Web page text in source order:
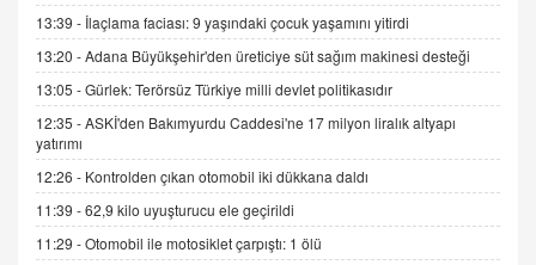
15.09.2025 16:17
SEHER EREK
Kış Ayları Geldi, Hangi Önlemler Alınmalı?
9.12.2025 10:11
İNCİ GÜL AKÖL
Trump Keşke Adana'yı da Ziyaret Etse...
06.07.2026 13:00
13:39 - İlaçlama faciası: 9 yaşındaki çocuk yaşamını yitirdi
13:20 -Adana Büyükşehir'den üreticiye süt sağım makinesi desteği
13:05 -Gürlek: Terörsüz Türkiye milli devlet politikasıdır
12:35 -ASKİ'den Bakımyurdu Caddesi'ne 17 milyon liralık altyapı
yatırımı
12:26 - Kontrolden çıkan otomobil iki dükkana daldı
11:39 -62,9 kilo uyuşturucu ele geçirildi
11:29 -Otomobil ile motosiklet çarpıştı: 1 ölü